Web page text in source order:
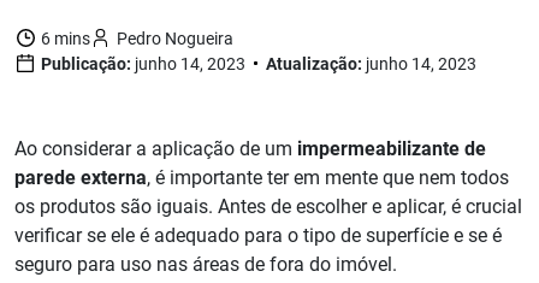
6 mins
Pedro Nogueira
Publicação: junho 14, 2023 Atualização: junho 14, 2023
Ao considerar a aplicação de um impermeabilizante de
parede externa, é importante ter em mente que nem todos
os produtos são iguais. Antes de escolher e aplicar, é crucial
verificar se ele é adequado para o tipo de superfície e se é
seguro para uso nas áreas de fora do imóvel.